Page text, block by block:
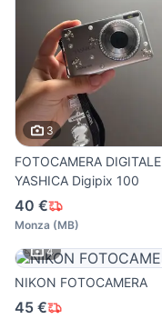
3
FOTOCAMERA DIGITALE
YASHICA Digipix 100
40 €
Monza (MB)
4
NIKON FOTOCAMERA
45 €